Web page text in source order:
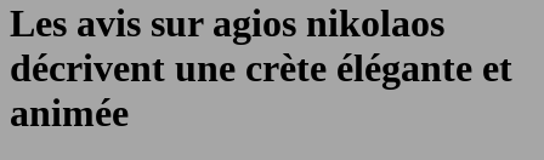
Les avis sur agios nikolaos
décrivent une crète élégante et
animée